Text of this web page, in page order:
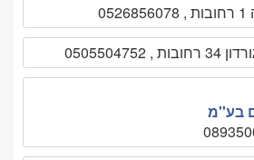
, 0505504752
בע''מ